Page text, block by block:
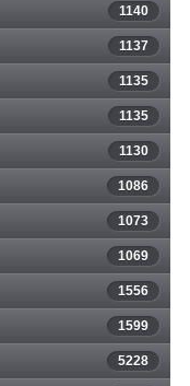
1140
1137
1135
1135
1130
1086
1073
1069
1556
1599
5228